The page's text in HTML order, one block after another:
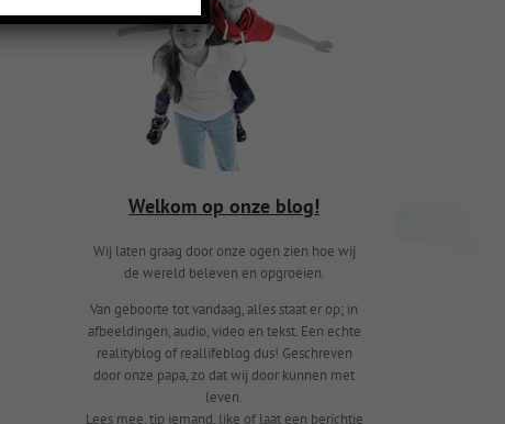
Welkom op onze blog!
Wij laten graag door onze ogen zien hoe wij
de wereld beleven en opgroeien.
Van geboorte tot vandaag, alles staat er op; in
afbeeldingen, audio, video en tekst. Een echte
realityblog of reallifeblog dus! Geschreven
door onze papa, zo dat wij door kunnen met
leven.
Lees mee, tip iemand, like of laat een berichtje